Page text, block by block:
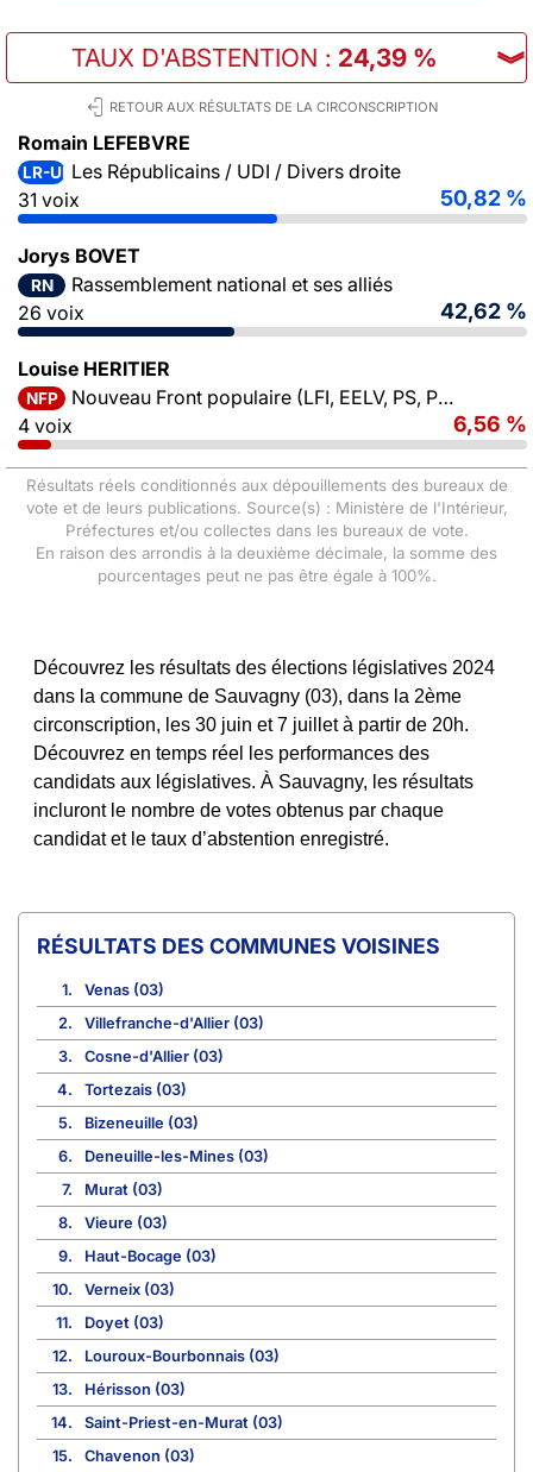
TAUX D'ABSTENTION : 24,39 % ︾
RETOUR AUX RÉSULTATS DE LA CIRCONSCRIPTION
Romain LEFEBVRE
LR-UDI-DVDLes Républicains / UDI / Divers droite
31 voix
50,82 %
Jorys BOVET
RN
Rassemblement national et ses alliés
26 voix
42,62 %
Louise HERITIER
NFP
Nouveau Front populaire (LFI, EELV, PS, PCF)
4 voix
6,56 %
Résultats réels conditionnés aux dépouillements des bureaux de
vote et de leurs publications. Source(s) : Ministère de l'Intérieur,
Préfectures et/ou collectes dans les bureaux de vote.
En raison des arrondis à la deuxième décimale, la somme des
pourcentages peut ne pas être égale à 100%.
Découvrez les résultats des élections législatives 2024
dans la commune de Sauvagny (03), dans la 2ème
circonscription, les 30 juin et 7 juillet à partir de 20h.
Découvrez en temps réel les performances des
candidats aux législatives. À Sauvagny, les résultats
incluront le nombre de votes obtenus par chaque
candidat et le taux d’abstention enregistré.
COMMUNES VOISINES
1.
Venas (03)
2.
Villefranche-d'Allier (03)
3.
Cosne-d'Allier (03)
4.
Tortezais (03)
5.
Bizeneuille (03)
6.
Deneuille-les-Mines (03)
7.
Murat (03)
8.
Vieure (03)
9.
Haut-Bocage (03)
10.
Verneix (03)
11.
Doyet (03)
12.
Louroux-Bourbonnais (03)
13.
Hérisson (03)
14.
Saint-Priest-en-Murat (03)
15.
Chavenon (03)